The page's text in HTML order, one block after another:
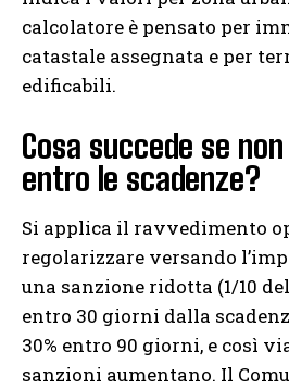
calcolatore è pensato per
catastale assegnata e per
edificabili.
Cosa succede se
entro le scadenze?
Si applica il ravvedimento
regolarizzare versando
una sanzione ridotta (1/10
entro 30 giorni dalla
30% entro 90 giorni, e così
sanzioni aumentano. Il